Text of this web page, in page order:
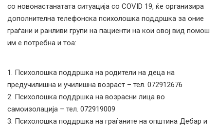
со новонастанатата ситуација со COVID 19, ќе организира
дополнителна телефонска психолошка поддршка за оние
граѓани и ранливи групи на пациенти на кои овој вид помош
им е потребна и тоа:
1. Психолошка поддршка на родители на деца на
предучилишна и училишна возраст – тел. 072912676
2. Психолошка поддршка на возрасни лица во
самоизолација – тел. 072919009
3. Психолошка поддршка на граѓаните на општина Дебар и